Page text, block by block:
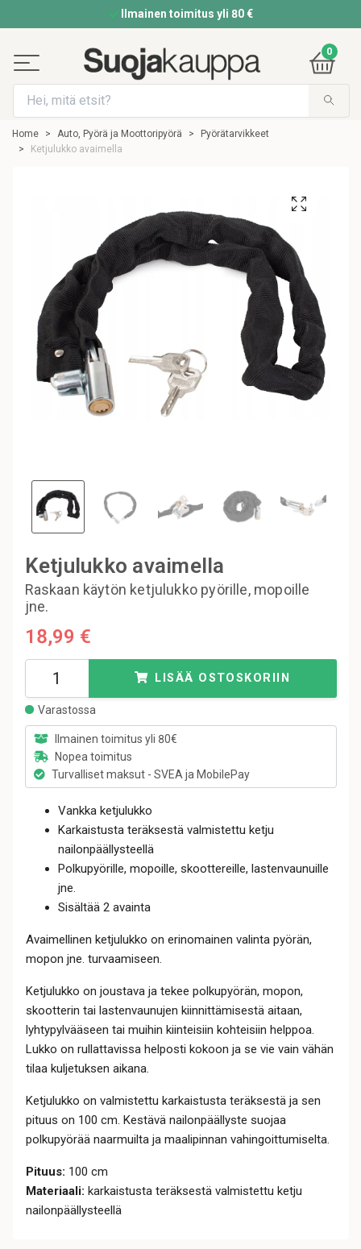
Ilmainen toimitus yli 80 €
0
Home Auto, Pyörä ja Moottoripyörä
Pyörätarvikkeet
Ketjulukko avaimella
Ketjulukko avaimella
Raskaan käytön ketjulukko pyörille, mopoille
jne.
18,99 €
LISÄÄ OSTOSKORIIN
Varastossa
Ilmainen toimitus yli 80€
Nopea toimitus
Turvalliset maksut - SVEA ja MobilePay
Vankka ketjulukko
Karkaistusta teräksestä valmistettu ketju
nailonpäällysteellä
Polkupyörille, mopoille, skoottereille, lastenvaunuille
jne.
Sisältää 2 avainta
Avaimellinen ketjulukko on erinomainen valinta pyörän,
mopon jne. turvaamiseen.
Ketjulukko on joustava ja tekee polkupyörän, mopon,
skootterin tai lastenvaunujen kiinnittämisestä aitaan,
lyhtypylvääseen tai muihin kiinteisiin kohteisiin helppoa.
Lukko on rullattavissa helposti kokoon ja se vie vain vähän
tilaa kuljetuksen aikana.
Ketjulukko on valmistettu karkaistusta teräksestä ja sen
pituus on 100 cm. Kestävä nailonpäällyste suojaa
polkupyörää naarmuilta ja maalipinnan vahingoittumiselta.
Pituus: 100 cm
Materiaali: karkaistusta teräksestä valmistettu ketju
nailonpäällysteellä